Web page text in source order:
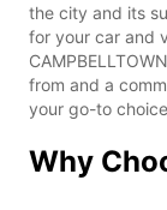
the city and its
for your car and
from and a
your go-to
Why